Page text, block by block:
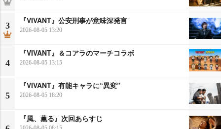
3
『VIVANT』公安刑事が意味深発言
2026-08-05 13:20
4
『VIVANT』＆コアラのマーチコラボ
2026-08-05 13:15
5
『VIVANT』有能キャラに“異変”
2026-08-05 18:20
『風、薫る』次回あらすじ